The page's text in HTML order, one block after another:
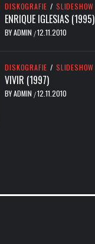
DISKOGRAFIE / SLIDESHOW
ENRIQUE IGLESIAS (1995)
BYADMIN /12.11.2010
DISKOGRAFIE / SLIDESHOW
VIVIR (1997)
BYADMIN /12.11.2010